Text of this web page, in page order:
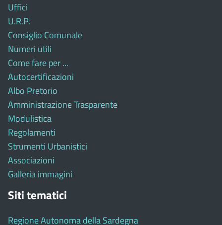
Uffici
U.R.P.
Consiglio Comunale
Numeri utili
Come fare per ...
Autocertificazioni
Albo Pretorio
Amministrazione Trasparente
Modulistica
Regolamenti
Strumenti Urbanistici
Associazioni
Galleria immagini
Siti tematici
Regione Autonoma della Sardegna